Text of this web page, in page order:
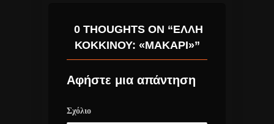
0 THOUGHTS ON “ΈΛΛΗ
ΚΟΚΚΊΝΟΥ: «ΜΑΚΆΡΙ»”
Αφήστε μια απάντηση
Σχόλιο